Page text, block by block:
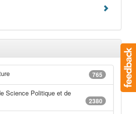
765
Science Politique et de
2380